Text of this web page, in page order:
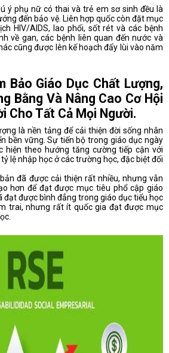
ý phụ nữ có thai và trẻ em sơ sinh đều là
đến bảo vệ. Liên hợp quốc còn đặt mục
HIV/AIDS, lao phổi, sốt rét và các bệnh
về gan, các bệnh liên quan đến nước và
cũng được lên kế hoạch đẩy lùi vào năm
Bảo Giáo Dục Chất Lượng,
Bằng Và Nâng Cao Cơ Hội
Cho Tất Cả Mọi Người.
là nền tảng để cải thiện đời sống nhân
bền vững. Sự tiến bộ trong giáo dục ngày
hiện theo hướng tăng cường tiếp cận với
lệ nhập học ở các trường học, đặc biệt đối
đã được cải thiện rất nhiều, nhưng vẫn
hơn để đạt được mục tiêu phổ cập giáo
đạt được bình đẳng trong giáo dục tiểu học
trai, nhưng rất ít quốc gia đạt được mục